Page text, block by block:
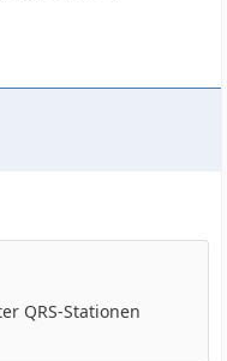
QRS-Stationen